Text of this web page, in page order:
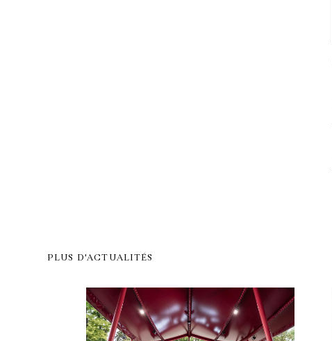
PLUS D'ACTUALITÉS